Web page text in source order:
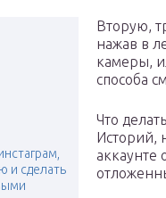
и сделать
Вторую,
нажав в
камеры,
способа
Что
Историй,
аккаунте